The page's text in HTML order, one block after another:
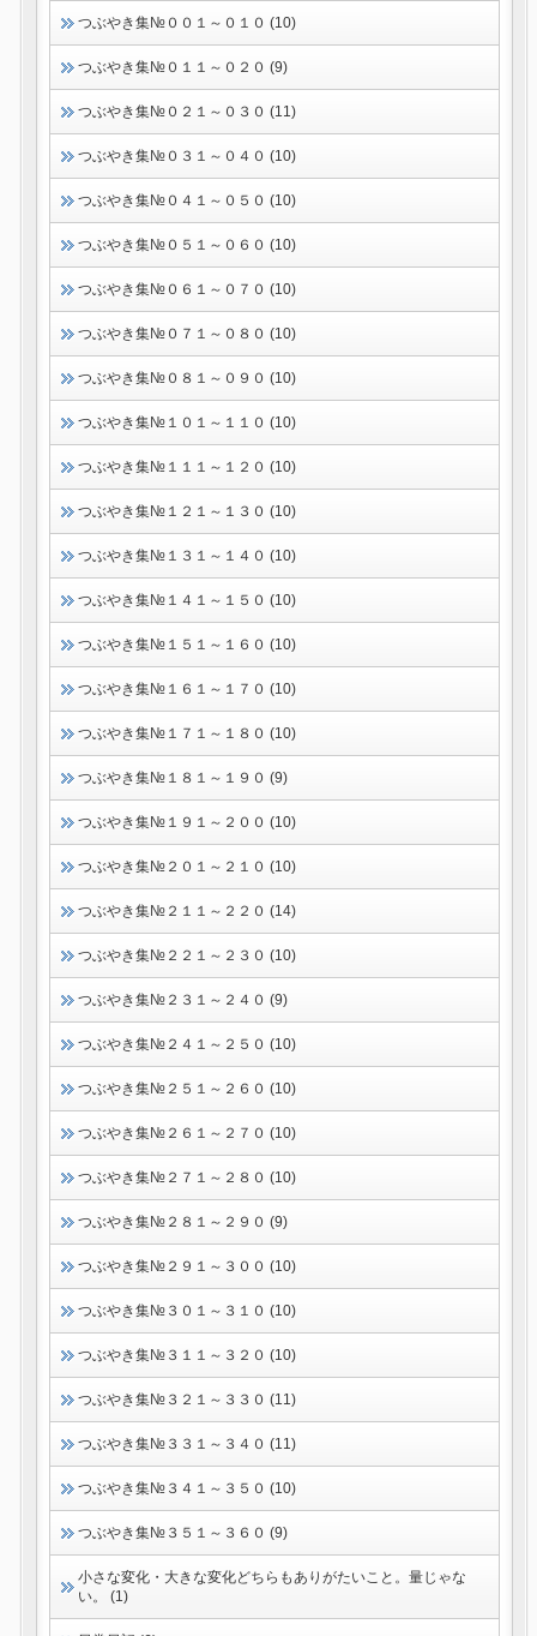
つぶやき集№００１～０１０ (10)
つぶやき集№０１１～０２０ (9)
つぶやき集№０２１～０３０ (11)
つぶやき集№０３１～０４０ (10)
つぶやき集№０４１～０５０ (10)
つぶやき集№０５１～０６０ (10)
つぶやき集№０６１～０７０ (10)
つぶやき集№０７１～０８０ (10)
つぶやき集№０８１～０９０ (10)
つぶやき集№１０１～１１０ (10)
つぶやき集№１１１～１２０ (10)
つぶやき集№１２１～１３０ (10)
つぶやき集№１３１～１４０ (10)
つぶやき集№１４１～１５０ (10)
つぶやき集№１５１～１６０ (10)
つぶやき集№１６１～１７０ (10)
つぶやき集№１７１～１８０ (10)
つぶやき集№１８１～１９０ (9)
つぶやき集№１９１～２００ (10)
つぶやき集№２０１～２１０ (10)
つぶやき集№２１１～２２０ (14)
つぶやき集№２２１～２３０ (10)
つぶやき集№２３１～２４０ (9)
つぶやき集№２４１～２５０ (10)
つぶやき集№２５１～２６０ (10)
つぶやき集№２６１～２７０ (10)
つぶやき集№２７１～２８０ (10)
つぶやき集№２８１～２９０ (9)
つぶやき集№２９１～３００ (10)
つぶやき集№３０１～３１０ (10)
つぶやき集№３１１～３２０ (10)
つぶやき集№３２１～３３０ (11)
つぶやき集№３３１～３４０ (11)
つぶやき集№３４１～３５０ (10)
つぶやき集№３５１～３６０ (9)
小さな変化・大きな変化どちらもありがたいこと。量じゃな
い。 (1)